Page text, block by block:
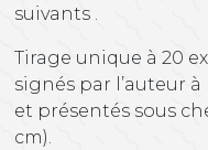
suivants .
Tirage unique à 20
signés par l’auteur
et présentés sous
cm).